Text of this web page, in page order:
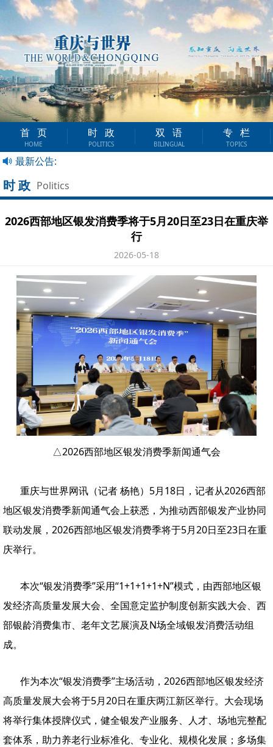
首页
HOME
时政
POLITICS
双语
BILINGUAL
专栏
TOPICS
最新公告:
时政 Politics
2026西部地区银发消费季将于5月20日至23日在重庆举
行
2026-05-18
△2026西部地区银发消费季新闻通气会
重庆与世界网讯（记者 杨艳）5月18日，记者从2026西部
地区银发消费季新闻通气会上获悉 ，为推动西部银发产业协同
联动发展，2026西部地区银发消费季将于5月20日至23日在重
庆举行。
本次“银发消费季”采用“1+1+1+1+N”模式，由西部地区银
发经济高质量发展大会、全国意定监护制度创新实践大会、西
部银龄消费集市、老年文艺展演及N场全域银发消费活动组
成。
作为本次“银发消费季”主场活动，2026西部地区银发经济
高质量发展大会将于5月20日在重庆两江新区举行。大会现场
将举行集体授牌仪式，健全银发产业服务、人才、场地完整配
套体系，助力养老行业标准化、专业化、规模化发展；多场集